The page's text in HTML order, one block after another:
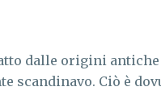
dalle origini antiche
scandinavo. Ciò è